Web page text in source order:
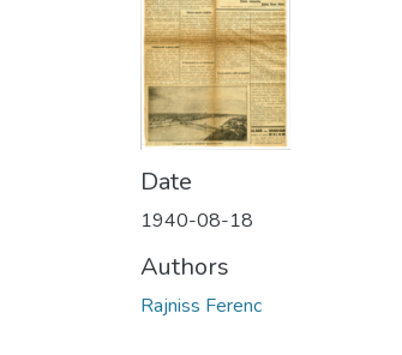
Date
1940-08-18
Authors
Rajniss Ferenc